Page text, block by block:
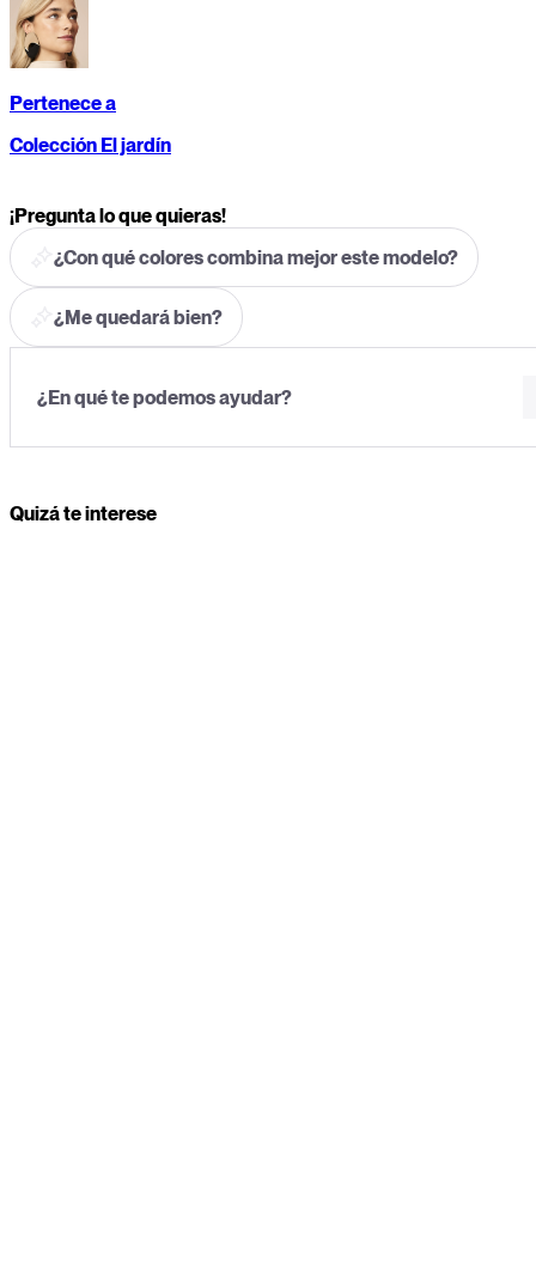
Pertenece a
Colección El jardín
¡Pregunta lo que quieras!
¿Con qué colores combina mejor este modelo?
¿Me quedará bien?
Quizá te interese